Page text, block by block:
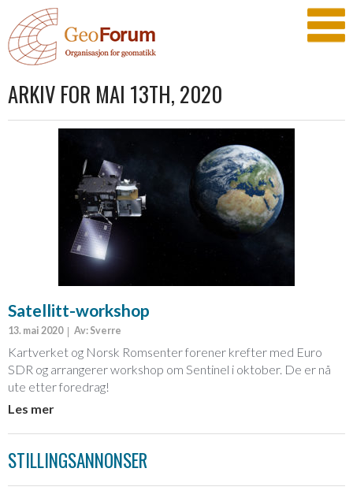
ARKIV FOR MAI 13TH, 2020
Satellitt-workshop
13. mai 2020 Av: Sverre
Kartverket og Norsk Romsenter forener krefter med Euro
SDR og arrangerer workshop om Sentinel i oktober. De er nå
ute etter foredrag!
Les mer
STILLINGSANNONSER